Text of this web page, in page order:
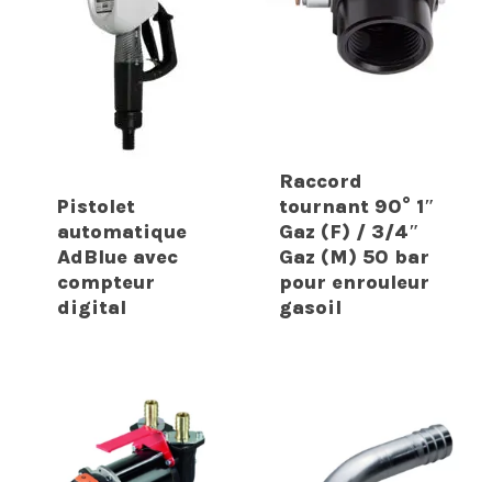
Pistolet
automatique
AdBlue avec
compteur
digital
Raccord
tournant 90° 1″
Gaz (F) / 3/4″
Gaz (M) 50 bar
pour enrouleur
gasoil